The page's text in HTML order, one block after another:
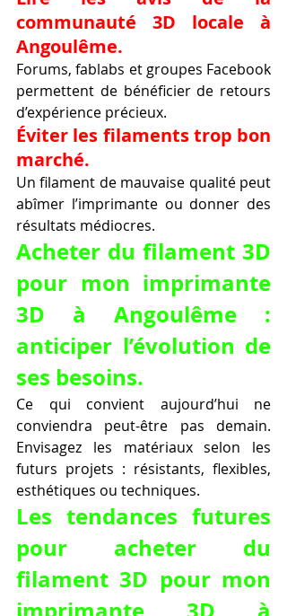
communauté 3D locale à
Angoulême.
Forums, fablabs et groupes Facebook
permettent de bénéficier de retours
d’expérience précieux.
Éviter les filaments trop bon
marché.
Un filament de mauvaise qualité peut
abîmer l’imprimante ou donner des
résultats médiocres.
Acheter du filament 3D
pour mon imprimante
3D à Angoulême :
anticiper l’évolution de
ses besoins.
Ce qui convient aujourd’hui ne
conviendra peut-être pas demain.
Envisagez les matériaux selon les
futurs projets : résistants, flexibles,
esthétiques ou techniques.
Les tendances futures
pour acheter du
filament 3D pour mon